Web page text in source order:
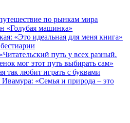
по рынкам мира
«Голубая машинка»
«Это идеальная для меня книга»
путь у всех разный.
мог этот путь выбирать сам»
так любит играть с буквами
«Семья и природа – это